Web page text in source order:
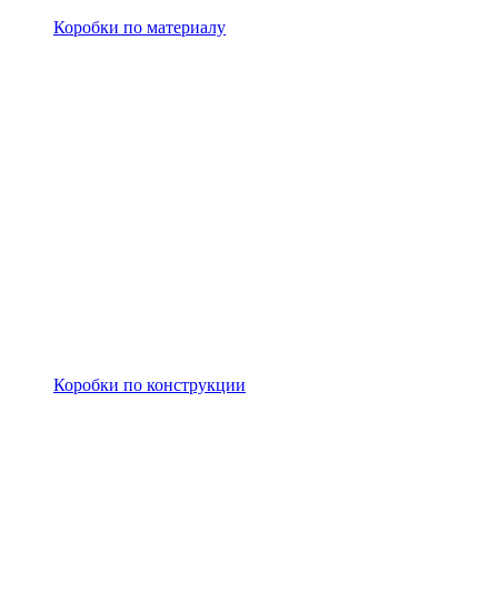
Коробки по материалу
Коробки по конструкции